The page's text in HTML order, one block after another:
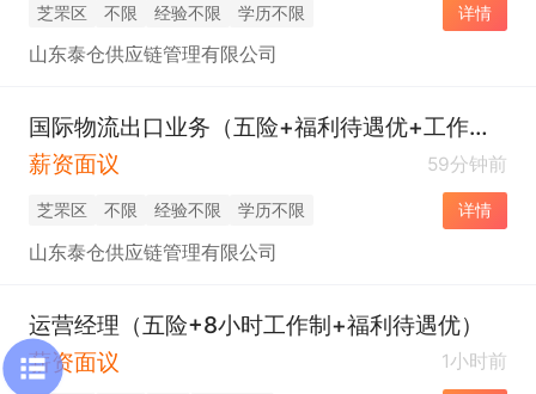
芝罘区 不限 经验不限 学历不限 详情
山东泰仓供应链管理有限公司
国际物流出口业务（五险+福利待遇优+工作简单）
薪资面议
59分钟前
芝罘区 不限 经验不限 学历不限 详情
山东泰仓供应链管理有限公司
运营经理（五险+8小时工作制+福利待遇优）
薪资面议
1小时前